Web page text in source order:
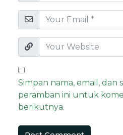
Simpan nama, email, dan
peramban ini untuk
berikutnya.